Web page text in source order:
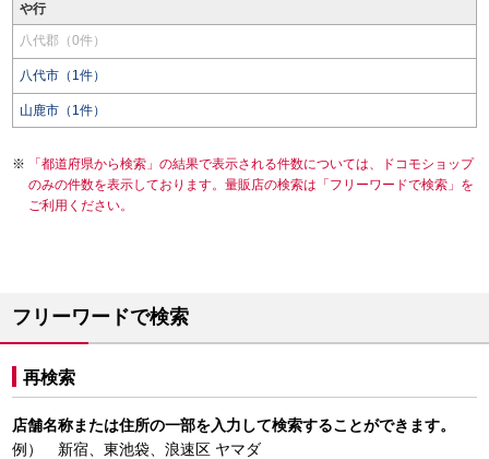
や行
八代郡（0件）
八代市（1件）
山鹿市（1件）
「都道府県から検索」の結果で表示される件数については、ドコモショップ
のみの件数を表示しております。量販店の検索は「フリーワードで検索」を
ご利用ください。
フリーワードで検索
再検索
店舗名称または住所の一部を入力して検索することができます。
例） 新宿、東池袋、浪速区 ヤマダ